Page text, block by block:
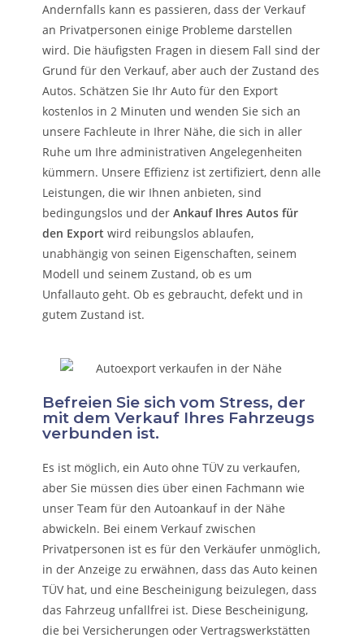
Andernfalls kann es passieren, dass der Verkauf
an Privatpersonen einige Probleme darstellen
wird. Die häufigsten Fragen in diesem Fall sind der
Grund für den Verkauf, aber auch der Zustand des
Autos. Schätzen Sie Ihr Auto für den Export
kostenlos in 2 Minuten und wenden Sie sich an
unsere Fachleute in Ihrer Nähe, die sich in aller
Ruhe um Ihre administrativen Angelegenheiten
kümmern. Unsere Effizienz ist zertifiziert, denn alle
Leistungen, die wir Ihnen anbieten, sind
bedingungslos und derAnkauf Ihres Autos für
den Export wird reibungslos ablaufen,
unabhängig von seinen Eigenschaften, seinem
Modell und seinem Zustand, ob es um
Unfallauto geht. Ob es gebraucht, defekt und in
gutem Zustand ist.
Befreien Sie sich vom Stress, der
mit dem Verkauf Ihres Fahrzeugs
verbunden ist.
Es ist möglich, ein Auto ohne TÜV zu verkaufen,
aber Sie müssen dies über einen Fachmann wie
unser Team für den Autoankauf in der Nähe
abwickeln. Bei einem Verkauf zwischen
Privatpersonen ist es für den Verkäufer unmöglich,
in der Anzeige zu erwähnen, dass das Auto keinen
TÜV hat, und eine Bescheinigung beizulegen, dass
das Fahrzeug unfallfrei ist. Diese Bescheinigung,
die bei Versicherungen oder Vertragswerkstätten